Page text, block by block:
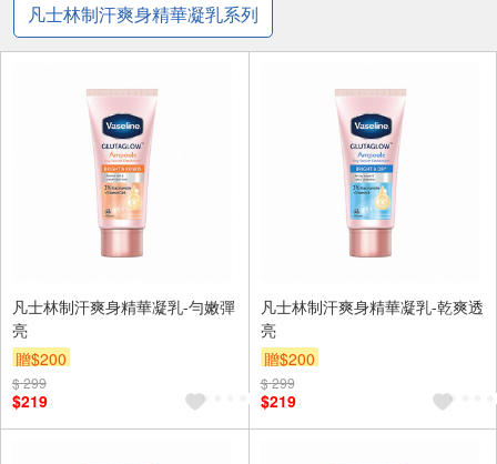
凡士林制汗爽身精華凝乳系列
凡士林制汗爽身精華凝乳-勻嫩彈
亮
贈$200
$ 299
$219
凡士林制汗爽身精華凝乳-乾爽透
亮
贈$200
$ 299
$219